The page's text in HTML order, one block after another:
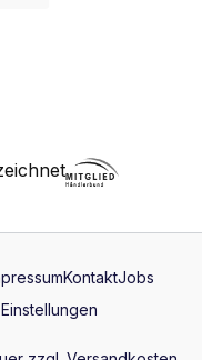
KontaktJobs